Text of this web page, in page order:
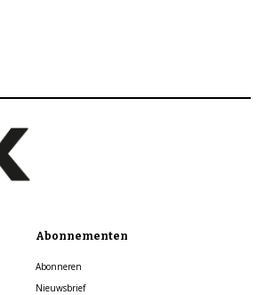
Abonnementen
Abonneren
Nieuwsbrief